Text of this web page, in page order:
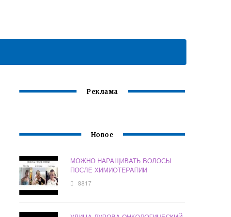
Реклама
Новое
МОЖНО НАРАЩИВАТЬ ВОЛОСЫ
ПОСЛЕ ХИМИОТЕРАПИИ
8817